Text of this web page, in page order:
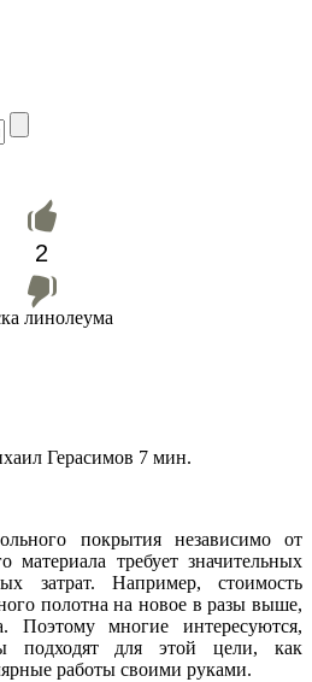
2
линолеума
Герасимов 7 мин.
покрытия независимо от
материала требует значительных
затрат. Например, стоимость
полотна на новое в разы выше,
Поэтому многие интересуются,
подходят для этой цели, как
работы своими руками.